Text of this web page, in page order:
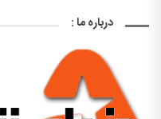
درباره ما :